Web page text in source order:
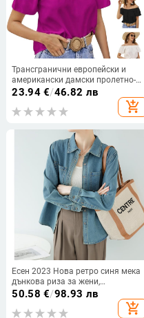
Трансгранични европейски и
американски дамски пролетно-
летни нови продукти за 2023 г.,
щанд за стоки от Amazon, eBay,
трансгранична раменна
23.94€/46.82 лв
add_shopping_cart
Есен 2023 Нова ретро синя мека
дънкова риза за жени,
универсална памучна дънкова
риза с преплитане на раменете
50.58 €/98.93 лв
add_shopping_cart